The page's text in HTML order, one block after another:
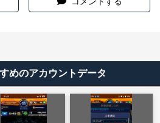
めのアカウントデータ